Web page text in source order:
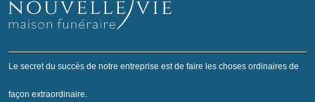
Le secret du succès de notre entreprise est de faire les choses ordinaires de
façon extraordinaire.